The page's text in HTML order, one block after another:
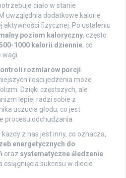
ciało w stanie
uwzględnia dodatkowe kalorie
aktywności fizycznej. Po ustaleniu
poziom kaloryczny, często
1000 kalorii dziennie, co
rozmiarów porcji
ilości jedzenia może
Dzięki częstszych, ale
lepiej radzi sobie z
uczucia głodu, co jest
procesu odchudzania.
z nas jest inny, co oznacza,
energetycznych do
oraz systematyczne śledzenie
osiągnięcia sukcesu w diecie